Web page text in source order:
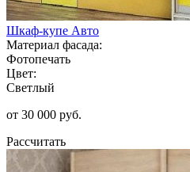
Шкаф-купе Авто
Материал фасада:
Фотопечать
Цвет:
Светлый
от 30 000 руб.
Рассчитать